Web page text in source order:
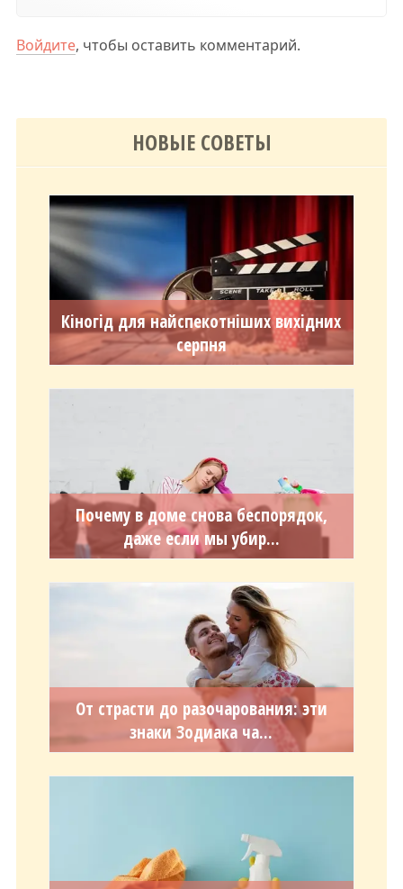
Войдите, чтобы оставить комментарий.
НОВЫЕ СОВЕТЫ
Кіногід для найспекотніших вихідних
серпня
Почему в доме снова беспорядок,
даже если мы убир...
От страсти до разочарования: эти
знаки Зодиака ча...